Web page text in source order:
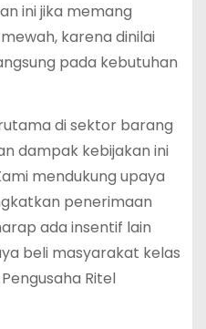
ini jika memang
karena dinilai
pada kebutuhan
di sektor barang
dampak kebijakan ini
mendukung upaya
penerimaan
ada insentif lain
beli masyarakat kelas
Ritel